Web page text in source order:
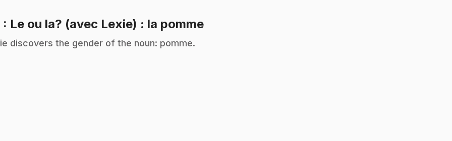
: Le ou la? (avec Lexie) : la pomme.
discovers the gender of the noun: pomme.